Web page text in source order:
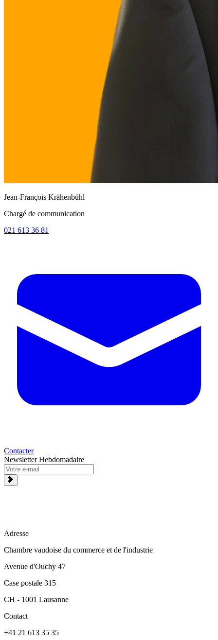
Jean-François Krähenbühl
Chargé de communication
021 613 36 81
Contacter
Newsletter Hebdomadaire
Adresse
Chambre vaudoise du commerce et de l'industrie
Avenue d'Ouchy 47
Case postale 315
CH - 1001 Lausanne
Contact
+41 21 613 35 35